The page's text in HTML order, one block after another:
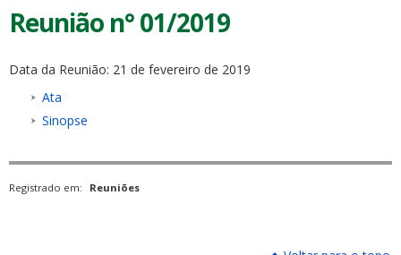
Reunião n° 01/2019
Data da Reunião: 21 de fevereiro de 2019
Ata
Sinopse
Registrado em: Reuniões